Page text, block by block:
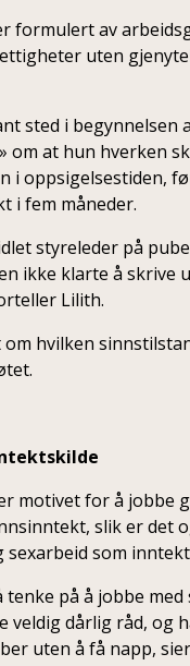
formulert av
uten
sted i begynnelsen
om at hun hverken
i oppsigelsestiden,
i fem måneder.
styreleder på
ikke klarte å skrive
Lilith.
hvilken
motivet for å jobbe
slik er det
sexarbeid som
tenke på å jobbe med
veldig dårlig råd, og
uten å få napp,